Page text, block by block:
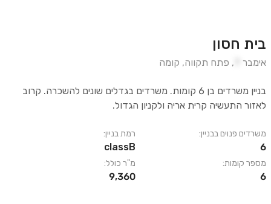
בית חסון
אימבר , פתח תקווה, קומה
בניין משרדים בן 6 קומות. משרדים בגדלים שונים להשכרה. קרוב
לאזור התעשיה קרית אריה ולקניון הגדול.
משרדים פנוים בבניין:
6
מספר קומות:
6
רמת בניין:
classB
מ"ר כולל:
9,360